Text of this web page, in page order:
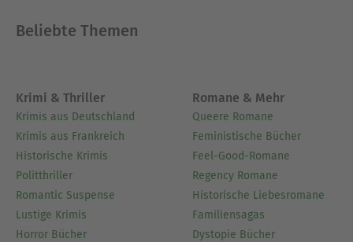
Beliebte Themen
Krimi & Thriller
Krimis aus Deutschland
Krimis aus Frankreich
Historische Krimis
Politthriller
Romantic Suspense
Lustige Krimis
Horror Bücher
Romane & Mehr
Queere Romane
Feministische Bücher
Feel-Good-Romane
Regency Romane
Historische Liebesromane
Familiensagas
Dystopie Bücher